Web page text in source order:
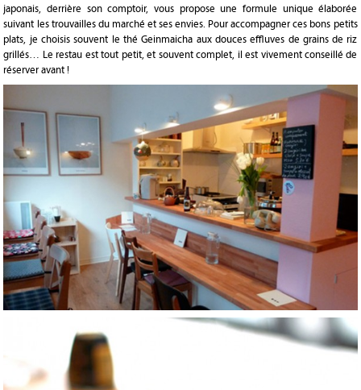
japonais, derrière son comptoir, vous propose une formule unique élaborée
suivant les trouvailles du marché et ses envies. Pour accompagner ces bons petits
plats, je choisis souvent le thé Geinmaicha aux douces effluves de grains de riz
grillés… Le restau est tout petit, et souvent complet, il est vivement conseillé de
réserver avant !